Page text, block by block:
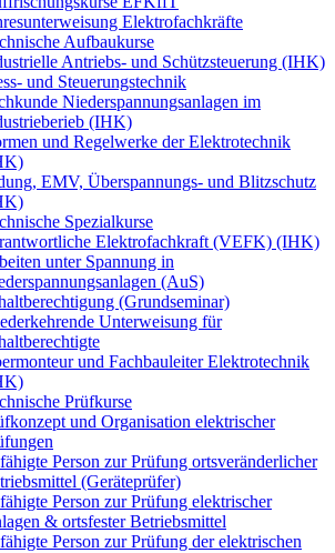
Elektrofachkräfte
Aufbaukurse
Antriebs- und Schützsteuerung (IHK)
und Steuerungstechnik
Niederspannungsanlagen im
(IHK)
und Regelwerke der Elektrotechnik
EMV, Überspannungs- und Blitzschutz
Spezialkurse
Elektrofachkraft (VEFK) (IHK)
unter Spannung in
(AuS)
(Grundseminar)
Unterweisung für
und Fachbauleiter Elektrotechnik
Prüfkurse
und Organisation elektrischer
Person zur Prüfung ortsveränderlicher
(Geräteprüfer)
Person zur Prüfung elektrischer
& ortsfester Betriebsmittel
Person zur Prüfung der elektrischen